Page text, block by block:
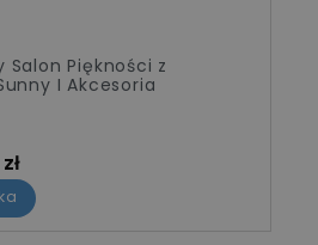
Salon Piękności z
I Akcesoria